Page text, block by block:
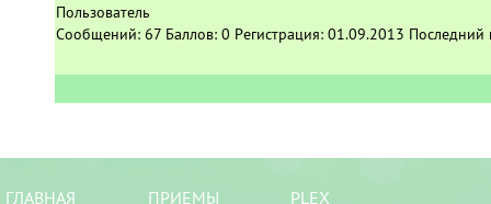
Пользователь
Сообщений: 67 Баллов: 0 Регистрация: 01.09.2013 Последний
ГЛАВНАЯ
ПРИЕМЫ PLEX